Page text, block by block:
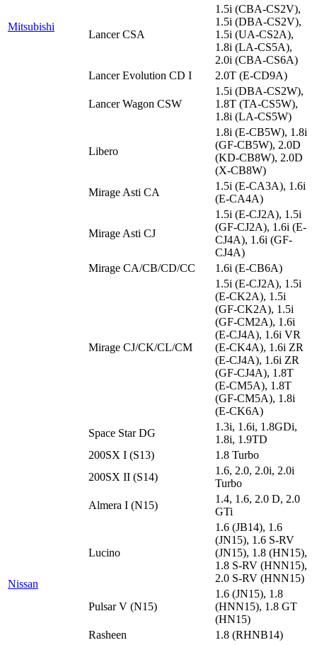
Mitsubishi
Lancer CSA
1.5i (CBA-CS2V),
1.5i (DBA-CS2V),
1.5i (UA-CS2A),
1.8i (LA-CS5A),
2.0i (CBA-CS6A)
Lancer Evolution CD I
2.0T (E-CD9A)
Lancer Wagon CSW
1.5i (DBA-CS2W),
1.8T (TA-CS5W),
1.8i (LA-CS5W)
Libero
1.8i (E-CB5W), 1.8i
(GF-CB5W), 2.0D
(KD-CB8W), 2.0D
(X-CB8W)
Mirage Asti CA
1.5i (E-CA3A), 1.6i
(E-CA4A)
Mirage Asti CJ
1.5i (E-CJ2A), 1.5i
(GF-CJ2A), 1.6i (E-
CJ4A), 1.6i (GF-
CJ4A)
Mirage CA/CB/CD/CC
1.6i (E-CB6A)
Mirage CJ/CK/CL/CM
1.5i (E-CJ2A), 1.5i
(E-CK2A), 1.5i
(GF-CK2A), 1.5i
(GF-CM2A), 1.6i
(E-CJ4A), 1.6i VR
(E-CK4A), 1.6i ZR
(E-CJ4A), 1.6i ZR
(GF-CJ4A), 1.8T
(E-CM5A), 1.8T
(GF-CM5A), 1.8i
(E-CK6A)
Space Star DG
1.3i, 1.6i, 1.8GDi,
1.8i, 1.9TD
Nissan
200SX I (S13)
1.8 Turbo
200SX II (S14)
1.6, 2.0, 2.0i, 2.0i
Turbo
Almera I (N15)
1.4, 1.6, 2.0 D, 2.0
GTi
Lucino
1.6 (JB14), 1.6
(JN15), 1.6 S-RV
(JN15), 1.8 (HN15),
1.8 S-RV (HNN15),
2.0 S-RV (HNN15)
Pulsar V (N15)
1.6 (JN15), 1.8
(HNN15), 1.8 GT
(HN15)
Rasheen
1.8 (RHNB14)